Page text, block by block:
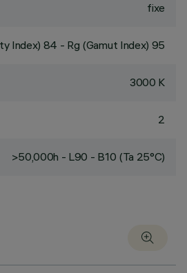
fixe
Index) 84 - Rg (Gamut Index) 95
3000 K
2
>50,000h - L90 - B10 (Ta 25°C)